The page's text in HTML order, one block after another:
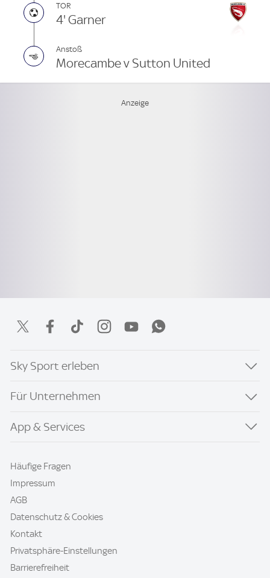
TOR
4' Garner
Anstoß
Morecambe v Sutton United
Sky Sport erleben
Für Unternehmen
App & Services
Häufige Fragen
Impressum
AGB
Datenschutz & Cookies
Kontakt
Privatsphäre-Einstellungen
Barrierefreiheit